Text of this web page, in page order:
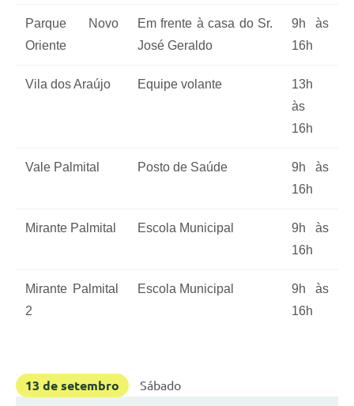
Parque Novo
Oriente
Em frente à casa do Sr.
José Geraldo
9h às
16h
Vila dos Araújo Equipe volante
13h
às
16h
Vale Palmital Posto de Saúde
9h às
16h
Mirante Palmital Escola Municipal
9h às
16h
Mirante Palmital
2
Escola Municipal
9h às
16h
13 de setembro Sábado